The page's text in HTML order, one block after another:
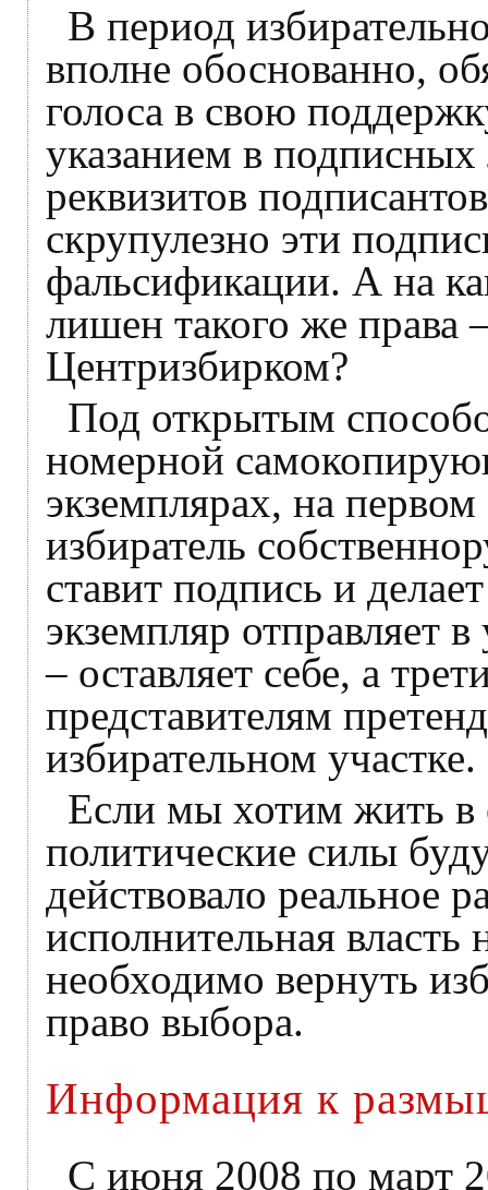
В период
вполне обоснованно,
голоса в свою
указанием в
реквизитов
скрупулезно эти
фальсификации. А на
лишен такого же права
Центризбирком?
Под открытым
номерной
экземплярах, на первом
избиратель
ставит подпись и
экземпляр отправляет
– оставляет себе, а
представителям
избирательном участке.
Если мы хотим жить в
политические силы
действовало реальное
исполнительная власть
необходимо вернуть
право выбора.
Информация к
С июня 2008 по март